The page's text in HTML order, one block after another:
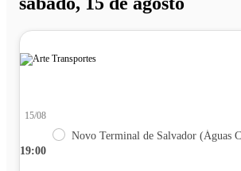
19:00
15/08
Novo Terminal de Salvador (Águas